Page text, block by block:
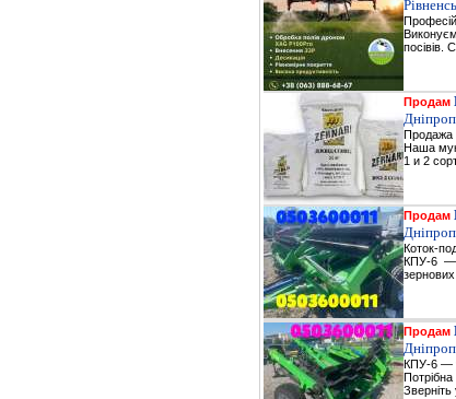
посівів.
Продам
Продажа
Наша
1 и 2
Продам
Коток-
КПУ-6 —
зернових
Продам
КПУ-6 —